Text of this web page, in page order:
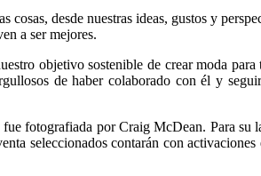
desde nuestras ideas, gustos y
a ser mejores.
objetivo sostenible de crear moda
de haber colaborado con él y
fotografiada por Craig McDean. Para
seleccionados contarán con